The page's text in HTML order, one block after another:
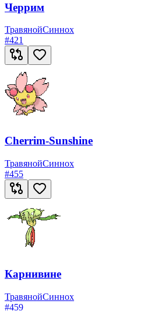
Черрим
ТравянойСиннох
#421
Cherrim-Sunshine
ТравянойСиннох
#455
Карнивине
ТравянойСиннох
#459